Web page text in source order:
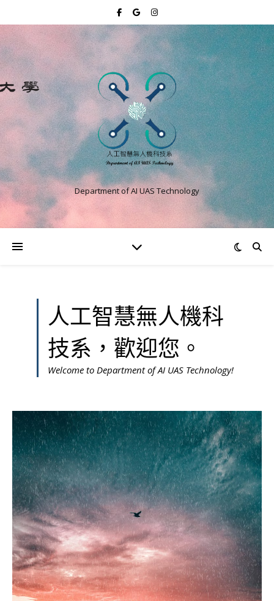
Department of AI UAS Technology
人工智慧無人機科
技系，歡迎您。
Welcome to Department of AI UAS Technology!